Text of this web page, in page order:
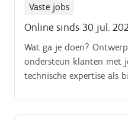
Vaste jobs
Online sinds 30 jul.
Wat ga je doen?
ondersteun klanten met
technische expertise als